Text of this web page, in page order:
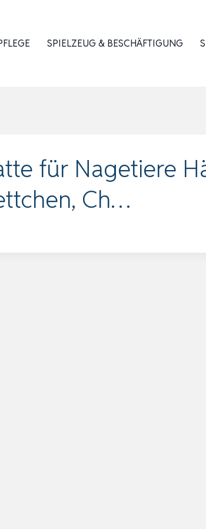
SPIELZEUG & BESCHÄFTIGUNG
für Nagetiere
Ch…